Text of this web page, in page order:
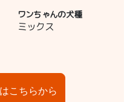
ワンちゃんの犬種
ミックス
こちらから